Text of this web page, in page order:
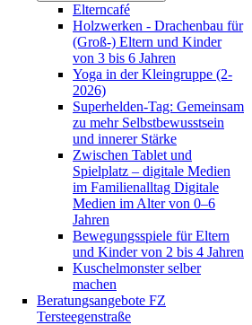
Elterncafé
Holzwerken - Drachenbau für
(Groß-) Eltern und Kinder
von 3 bis 6 Jahren
Yoga in der Kleingruppe (2-
2026)
Superhelden-Tag: Gemeinsam
zu mehr Selbstbewusstsein
und innerer Stärke
Zwischen Tablet und
Spielplatz – digitale Medien
im Familienalltag Digitale
Medien im Alter von 0–6
Jahren
Bewegungsspiele für Eltern
und Kinder von 2 bis 4 Jahren
Kuschelmonster selber
machen
Beratungsangebote FZ
Tersteegenstraße